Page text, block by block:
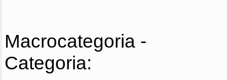
Macrocategoria -
Categoria: